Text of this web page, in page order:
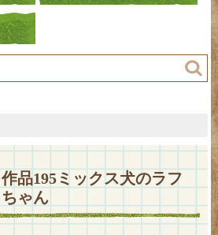
作品195ミックス犬のラフ
ちゃん